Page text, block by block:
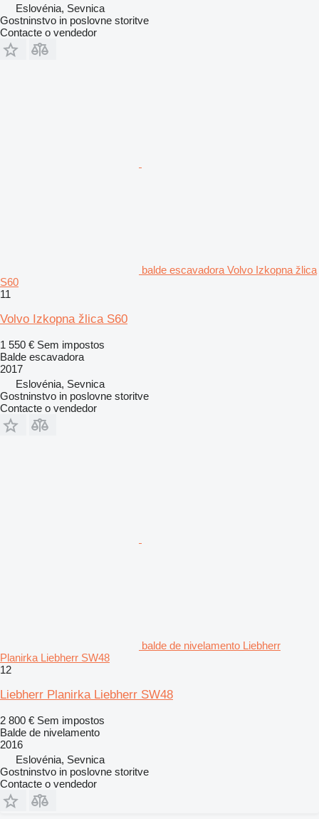
Eslovénia, Sevnica
Gostninstvo in poslovne storitve
Contacte o vendedor
balde escavadora Volvo Izkopna žlica
S60
11
Volvo Izkopna žlica S60
1 550 € Sem impostos
Balde escavadora
2017
Eslovénia, Sevnica
Gostninstvo in poslovne storitve
Contacte o vendedor
balde de nivelamento Liebherr
Planirka Liebherr SW48
12
Liebherr Planirka Liebherr SW48
2 800 € Sem impostos
Balde de nivelamento
2016
Eslovénia, Sevnica
Gostninstvo in poslovne storitve
Contacte o vendedor